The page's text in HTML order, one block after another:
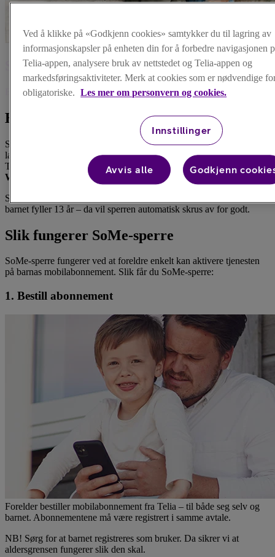
SoMe-sperre
Begrens barnas tilgang til sosiale medier.
Hva er SoMe-sperre?
SoMe-sperre er en kostnadsfri tjeneste for Telia mobilkunder, som
lar foreldre
sperre tilgang til sosiale medier for barn under 13 år.
Tjenesten fungerer
når barnet bruker Telias mobilnett, ikke på
Wifi.
Som forelder kan du
barnet fyller 13 år – da vil sperren automatisk skrus av for godt.
Slik fungerer SoMe-sperre
SoMe-sperre fungerer ved at foreldre enkelt kan aktivere tjenesten
på barnas mobilabonnement. Slik får du SoMe-sperre:
1. Bestill abonnement
Forelder bestiller mobilabonnement fra Telia – til både seg selv og
barnet. Abonnementene må være registrert i samme avtale.
NB! Sørg for at barnet registreres som bruker. Da sikrer vi at
aldersgrensen fungerer slik den skal.
Ved å klikke på «Godkjenn cookies» samtykker du til lagring av
informasjonskapsler på enheten din for å forbedre navigasjonen
Telia-appen, analysere bruk av nettstedet og Telia-appen og
markedsføringsaktiviteter. Merk at cookies som er nødvendige
obligatoriske. Les mer om personvern og cookies.
Innstillinger
Avvis alle Godkjenn